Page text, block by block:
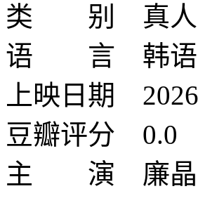
类 别 真人
语 言 韩语
上映日期
豆瓣评分 0.0
主 演 廉晶